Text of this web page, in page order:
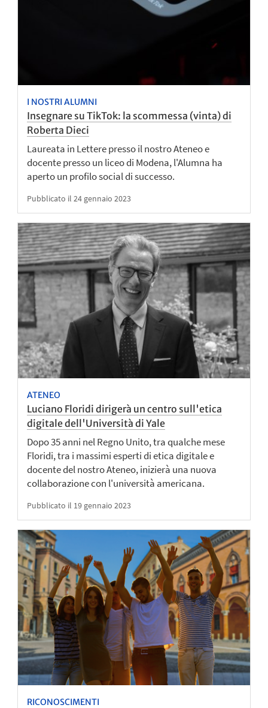
I NOSTRI ALUMNI
Insegnare su TikTok: la scommessa (vinta) di
Roberta Dieci
Laureata in Lettere presso il nostro Ateneo e
docente presso un liceo di Modena, l'Alumna ha
aperto un profilo social di successo.
Pubblicato il 24 gennaio 2023
ATENEO
Luciano Floridi dirigerà un centro sull'etica
digitale dell'Università di Yale
Dopo 35 anni nel Regno Unito, tra qualche mese
Floridi, tra i massimi esperti di etica digitale e
docente del nostro Ateneo, inizierà una nuova
collaborazione con l'università americana.
Pubblicato il 19 gennaio 2023
RICONOSCIMENTI